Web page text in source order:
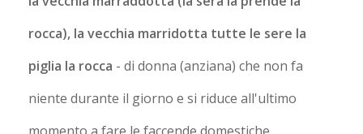
rocca), la vecchia marridotta tutte le sere la
piglia la rocca - di donna (anziana) che non fa
niente durante il giorno e si riduce all'ultimo